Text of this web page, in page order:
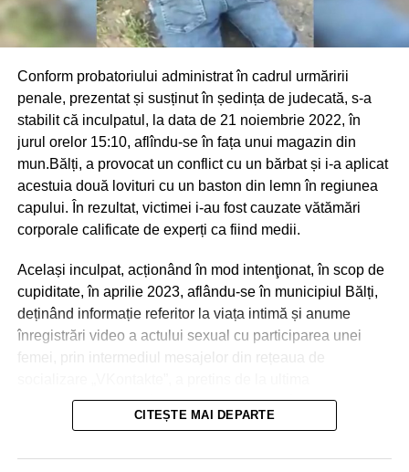
Conform probatoriului administrat în cadrul urmăririi
penale, prezentat și susținut în ședința de judecată, s-a
stabilit că inculpatul, la data de 21 noiembrie 2022, în
jurul orelor 15:10, aflîndu-se în fața unui magazin din
mun.Bălți, a provocat un conflict cu un bărbat și i-a aplicat
acestuia două lovituri cu un baston din lemn în regiunea
capului. În rezultat, victimei i-au fost cauzate vătămări
corporale calificate de experți ca fiind medii.
Același inculpat, acționând în mod intenţionat, în scop de
cupiditate, în aprilie 2023, aflându-se în municipiul Bălți,
deținând informație referitor la viața intimă și anume
înregistrări video a actului sexual cu participarea unei
femei, prin intermediul mesajelor din rețeaua de
transmiterea banilor în sumă de 600 euro, în caz contrar o
amenința cu răspândirea înregistrărilor video.
La 21 aprilie 2023, aflându-se în apartamentul părții
CITEȘTE MAI DEPARTE